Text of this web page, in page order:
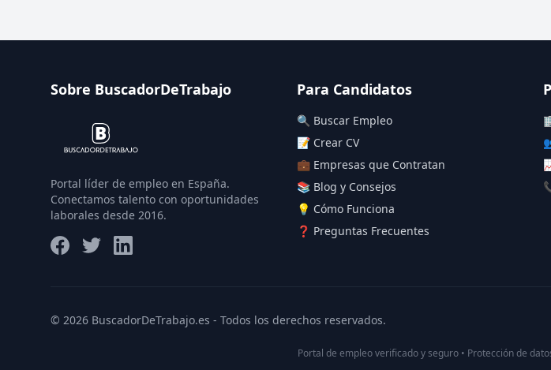
Sobre BuscadorDeTrabajo
Portal líder de empleo en España.
Conectamos talento con oportunidades
laborales desde 2016.
Para Candidatos
🔍 Buscar Empleo
📝 Crear CV
💼 Empresas que Contratan
📚 Blog y Consejos
💡 Cómo Funciona
❓ Preguntas Frecuentes
© 2026 BuscadorDeTrabajo.es - Todos los derechos reservados.
Portal de empleo verificado y seguro • Protección de